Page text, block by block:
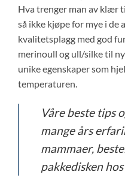
Hva trenger man av klær
så ikke kjøpe for mye i de
kvalitetsplagg med god
merinoull og ull/silke til
unike egenskaper som
temperaturen.
Våre beste tips
mange års
mammaer,
pakkedisken